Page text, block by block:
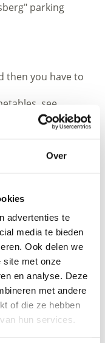
Over
advertenties te
media te bieden
Ook delen we
site met onze
en analyse. Deze
met andere
of die ze hebben
hun services.
parking
then you have to
see